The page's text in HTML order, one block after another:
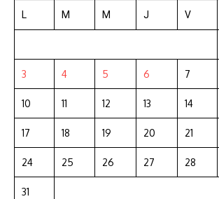
L M M J V
3 4 5 6 7
10 11 12 13 14
17 18 19 20 21
24 25 26 27 28
31